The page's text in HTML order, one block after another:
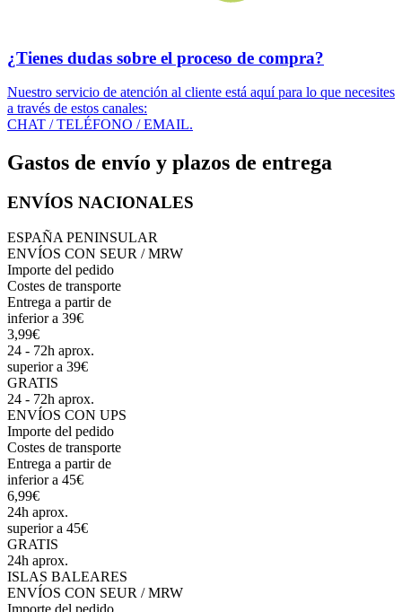
¿Tienes dudas sobre el proceso de compra?
Nuestro servicio de atención al cliente está aquí para lo que necesites
a través de estos canales:
CHAT / TELÉFONO / EMAIL.
Gastos de envío y plazos de entrega
ENVÍOS NACIONALES
ESPAÑA PENINSULAR
ENVÍOS CON SEUR / MRW
Importe del pedido
Costes de transporte
Entrega a partir de
inferior a 39€
3,99€
24 - 72h aprox.
superior a 39€
GRATIS
24 - 72h aprox.
ENVÍOS CON UPS
Importe del pedido
Costes de transporte
Entrega a partir de
inferior a 45€
6,99€
24h aprox.
superior a 45€
GRATIS
24h aprox.
ISLAS BALEARES
ENVÍOS CON SEUR / MRW
Importe del pedido